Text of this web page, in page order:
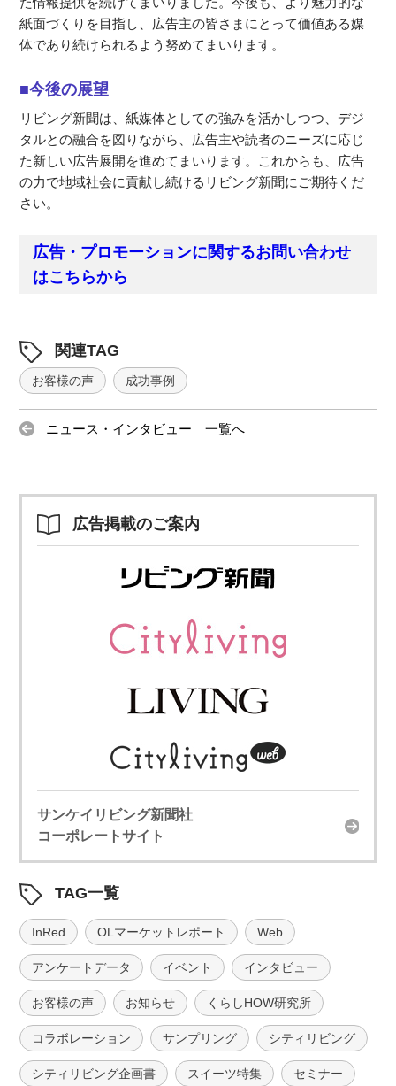
紙面づくりを目指し、広告主の皆さまにとって価値ある媒
体であり続けられるよう努めてまいります。
■今後の展望
リビング新聞は、紙媒体としての強みを活かしつつ、デジ
タルとの融合を図りながら、広告主や読者のニーズに応じ
た新しい広告展開を進めてまいります。これからも、広告
の力で地域社会に貢献し続けるリビング新聞にご期待くだ
さい。
広告・プロモーションに関するお問い合わせ
はこちらから
関連TAG
お客様の声 成功事例
ニュース・インタビュー 一覧へ
広告掲載のご案内
サンケイリビング新聞社
コーポレートサイト
TAG一覧
InRed OLマーケットレポート Web
アンケートデータ イベント インタビュー
お客様の声 お知らせ くらしHOW研究所
コラボレーション サンプリング シティリビング
シティリビング企画書 スイーツ特集 セミナー